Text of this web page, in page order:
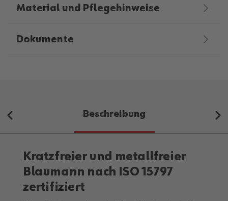
Material und Pflegehinweise
Dokumente
Beschreibung
Kratzfreier und metallfreier
Blaumann nach ISO 15797
zertifiziert